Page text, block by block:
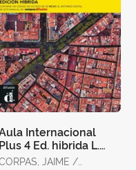
Internacional
Plus 4 Ed. hibrida L.
Alumno
JAIME /